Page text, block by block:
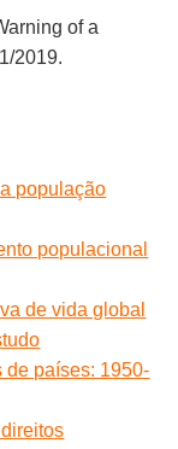
of a
2019.
população
populacional
de vida global
de países: 1950-